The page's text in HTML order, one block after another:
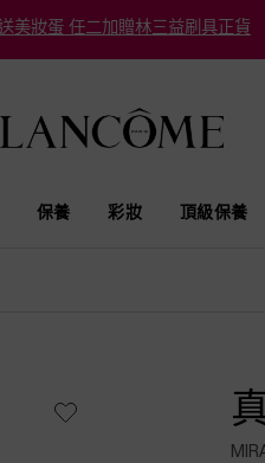
美妝蛋 任二加贈林三益刷具正貨
保養 彩妝 頂級保養